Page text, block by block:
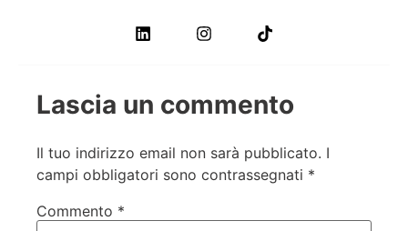
Lascia un commento
Il tuo indirizzo email non sarà pubblicato. I
campi obbligatori sono contrassegnati *
Commento *